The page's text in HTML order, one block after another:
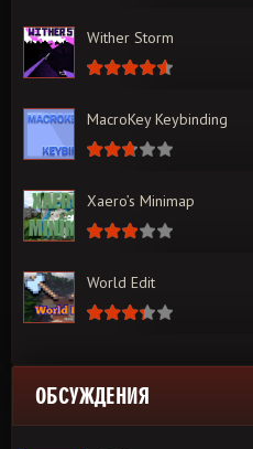
Wither Storm
MacroKey Keybinding
Xaero’s Minimap
World Edit
ОБСУЖДЕНИЯ